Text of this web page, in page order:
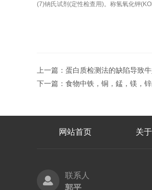
(7)钠氏试剂(定性检查用)。称氢氧化钾
上一篇： 蛋白质检测法的缺陷导致
下一篇： 食物中铁，铜，錳，镁，
网站首页 关
联系人
郭平